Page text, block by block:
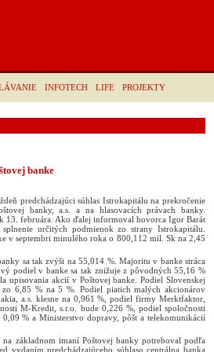
INFOTECH LIFE PROJEKTY
banke
predchádzajúci súhlas Istrokapitálu na prekročenie
banky, a.s. a na hlasovacích právach banky.
13. februára. Ako ďalej informoval hovorca Igor Barát
určitých podmienok zo strany Istrokapitálu.
v septembri minulého roka o 800,112 mil. Sk na 2,45
sa tak zvýši na 55,014 %. Majoritu v banke stráca
podiel v banke sa tak znižuje z pôvodných 55,16 %
akcií v Poštovej banke. Podiel Slovenskej
6,85 % na 5 %. Podiel piatich malých akcionárov
a.s. klesne na 0,961 %, podiel firmy Merktfaktor,
M-Kredit, s.r.o. bude 0,226 %, podiel spoločnosti
% a Ministerstvo dopravy, pôšt a telekomunikácií
základnom imaní Poštovej banky potreboval podľa
vydaním predchádzajúceho súhlasu centrálna banka